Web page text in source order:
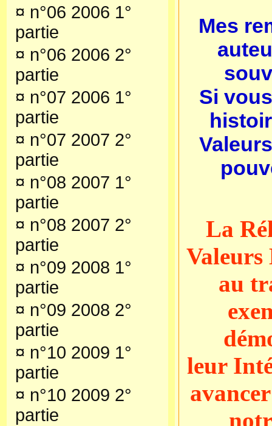
¤ n°06 2006 1°
partie
¤ n°06 2006 2°
partie
¤ n°07 2006 1°
partie
¤ n°07 2007 2°
partie
¤ n°08 2007 1°
partie
¤ n°08 2007 2°
partie
¤ n°09 2008 1°
partie
¤ n°09 2008 2°
partie
¤ n°10 2009 1°
partie
¤ n°10 2009 2°
partie
Mes
Si
La
Valeurs
au
leur